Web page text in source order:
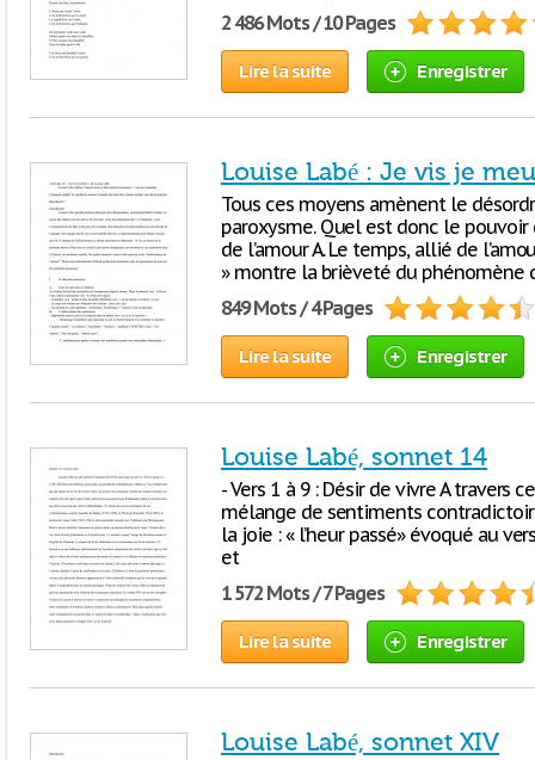
2 486 Mots / 10 Pages
Lire la suite Enregistrer
Louise Labé : Je vis je
Tous ces moyens amènent le
paroxysme. Quel est donc le pouvoir
de l’amour A. Le temps, allié de
» montre la brièveté du phénomène
849 Mots / 4 Pages
Lire la suite Enregistrer
Louise Labé, sonnet 14
- Vers 1 à 9 : Désir de vivre A travers
mélange de sentiments
la joie : « l’heur passé» évoqué au
et
1 572 Mots / 7 Pages
Lire la suite Enregistrer
Louise Labé, sonnet XIV